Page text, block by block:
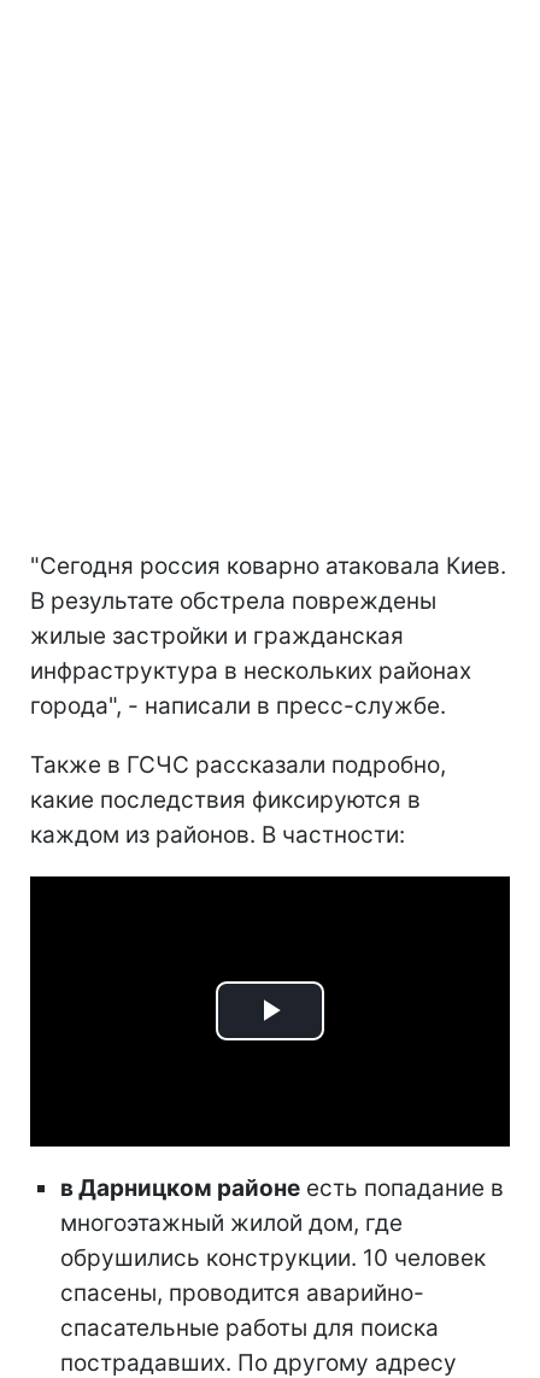
"Сегодня россия коварно атаковала Киев.
В результате обстрела повреждены
жилые застройки и гражданская
инфраструктура в нескольких районах
города", - написали в пресс-службе.
Также в ГСЧС рассказали подробно,
какие последствия фиксируются в
каждом из районов. В частности:
Play
в Дарницком районе есть попадание в
многоэтажный жилой дом, где
обрушились конструкции. 10 человек
спасены, проводится аварийно-
спасательные работы для поиска
пострадавших. По другому адресу